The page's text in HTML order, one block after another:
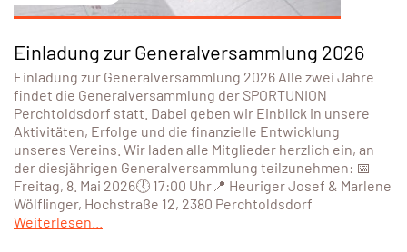
Einladung zur Generalversammlung 2026
Einladung zur Generalversammlung 2026 Alle zwei Jahre
findet die Generalversammlung der SPORTUNION
Perchtoldsdorf statt. Dabei geben wir Einblick in unsere
Aktivitäten, Erfolge und die finanzielle Entwicklung
unseres Vereins. Wir laden alle Mitglieder herzlich ein, an
der diesjährigen Generalversammlung teilzunehmen: 📅
Freitag, 8. Mai 2026🕔 17:00 Uhr📍 Heuriger Josef & Marlene
Wölflinger, Hochstraße 12, 2380 Perchtoldsdorf
Weiterlesen...